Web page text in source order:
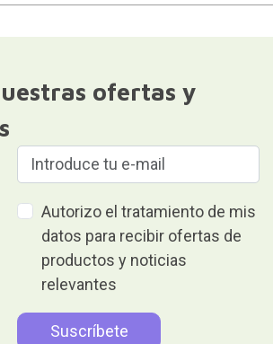
ofertas y
Autorizo el tratamiento de mis
datos para recibir ofertas de
productos y noticias
relevantes